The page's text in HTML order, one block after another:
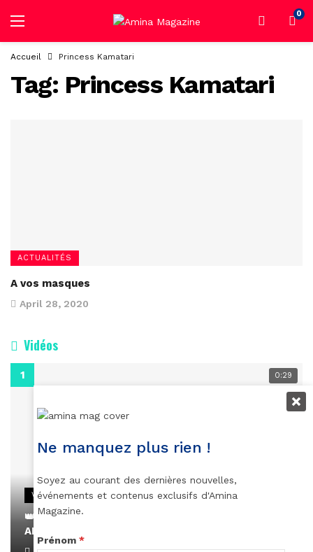
0
Accueil Princess Kamatari
Tag: Princess Kamatari
ACTUALITÉS
A vos masques
April 28, 2020
Vidéos
0:29
VIDEOS
👑 Remerciements à Ayden pour son message sur
AMINA, le Magazine de la Femme
Ne manquez plus rien !
Soyez au courant des dernières nouvelles,
événements et contenus exclusifs d'Amina
Magazine.
Prénom *